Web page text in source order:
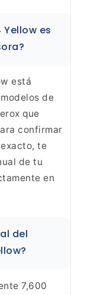
Yellow es
está
de
que
confirmar
te
de tu
en
del
7,600